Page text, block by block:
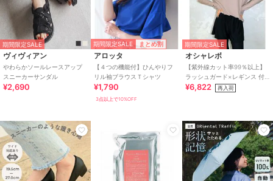
期間限定SALE
ヴィヴィアン
やわらかソールレースアップ
スニーカーサンダル
¥2,690
期間限定SALE まとめ割
アロッタ
【４つの機能付】ひんやりフ
リル袖ブラウスＴシャツ
¥1,790
3点以上で10%OFF
期間限定SALE
オシャレボ
【紫外線カット率99％以上】
ラッシュガード×レギンス 付
き タンキニ
¥6,822 再入荷